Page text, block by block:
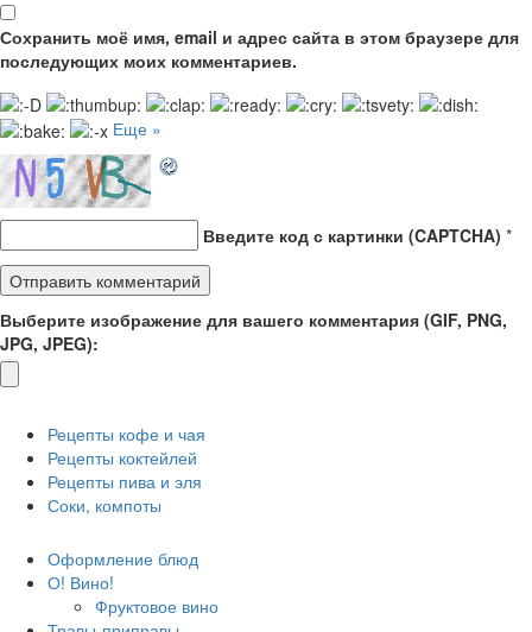
Сохранить моё имя, email и адрес сайта в этом браузере для
последующих моих комментариев.
Еще »
Введите код с картинки (CAPTCHA) *
Выберите изображение для вашего комментария (GIF, PNG,
JPG, JPEG):
Рецепты кофе и чая
Рецепты коктейлей
Рецепты пива и эля
Соки, компоты
Оформление блюд
О! Вино!
Фруктовое вино